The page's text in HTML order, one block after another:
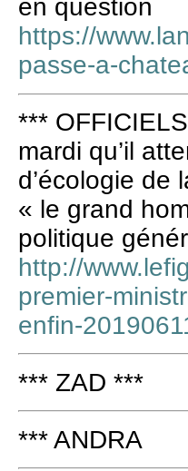
en question
https://
passe-a-
***
mardi qu’il
d’écologie de
« le grand
politique
http://
premier-
enfin-
*** ZAD ***
*** ANDRA